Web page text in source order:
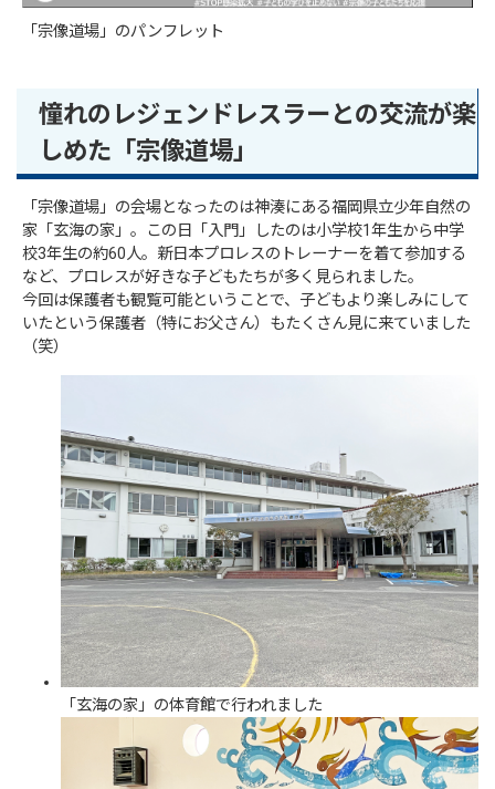
「宗像道場」のパンフレット
憧れのレジェンドレスラーとの交流が楽
しめた「宗像道場」
「宗像道場」の会場となったのは神湊にある福岡県立少年自然の
家「玄海の家」。この日「入門」したのは小学校1年生から中学
校3年生の約60人。新日本プロレスのトレーナーを着て参加する
など、プロレスが好きな子どもたちが多く見られました。
今回は保護者も観覧可能ということで、子どもより楽しみにして
いたという保護者（特にお父さん）もたくさん見に来ていました
（笑）
「玄海の家」の体育館で行われました